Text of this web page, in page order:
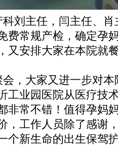
刘主任，闫主任、
费常规产检，确定孕
又安排大家在本院就
，大家又进一步对
工业园医院从医疗技
非常不错！值得孕妈
，工作人员除了感谢
个新生命的出生保驾